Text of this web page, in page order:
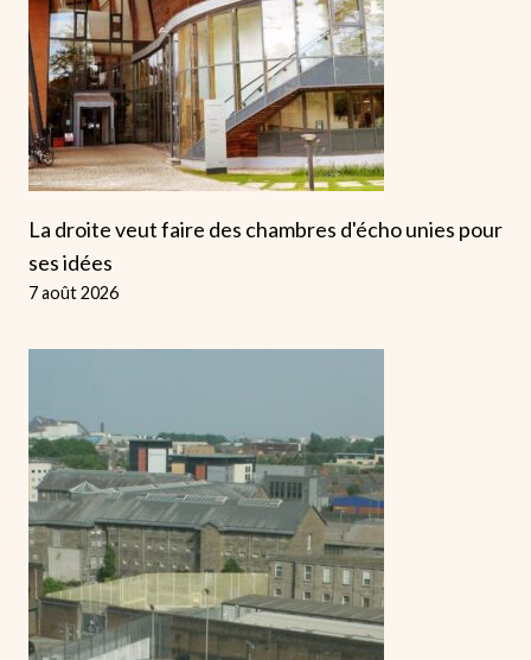
La droite veut faire des chambres d'écho unies pour
ses idées
7 août 2026